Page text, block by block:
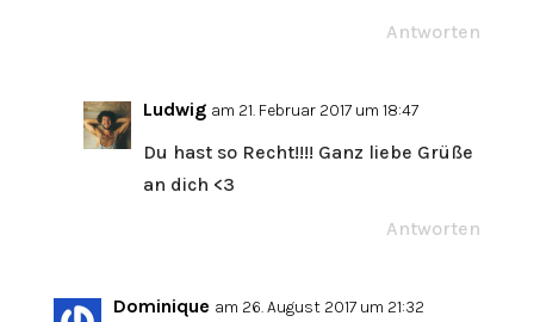
Antworten
Ludwig am 21. Februar 2017 um 18:47
Du hast so Recht!!!! Ganz liebe Grüße
an dich <3
Antworten
Dominique am 26. August 2017 um 21:32